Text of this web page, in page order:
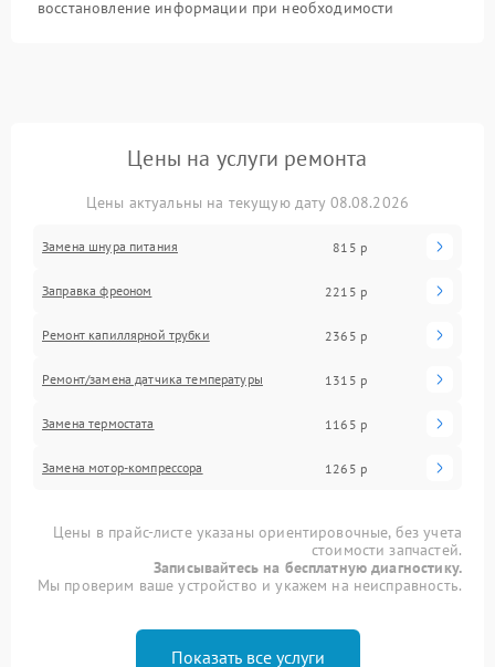
восстановление информации при необходимости
Цены на услуги ремонта
Цены актуальны на текущую дату 08.08.2026
Замена шнура питания 815 р
Заправка фреоном 2215 р
Ремонт капиллярной трубки 2365 р
Ремонт/замена датчика температуры 1315 р
Замена термостата 1165 р
Замена мотор-компрессора 1265 р
Цены в прайс-листе указаны ориентировочные, без учета
стоимости запчастей.
Записывайтесь на бесплатную диагностику.
Мы проверим ваше устройство и укажем на неисправность.
Показать все услуги